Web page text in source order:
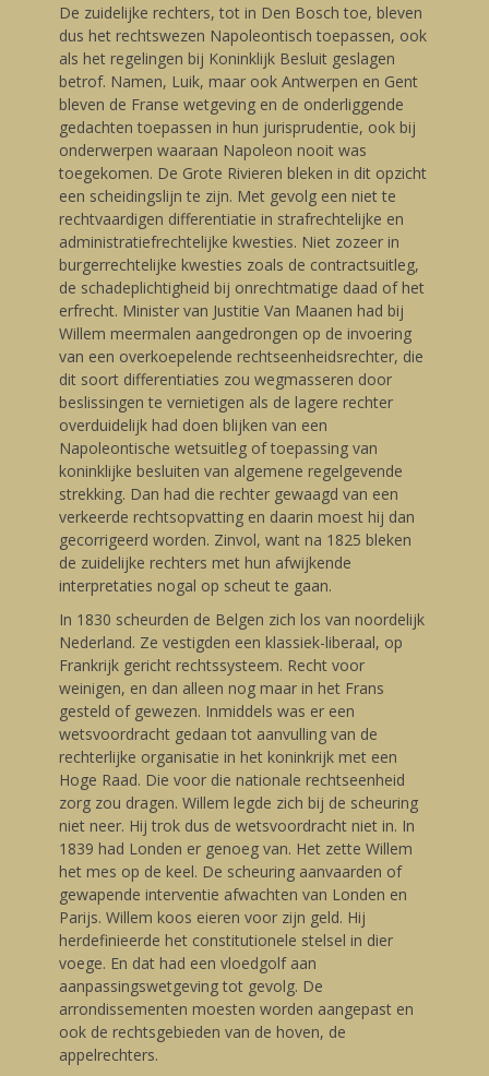
De zuidelijke rechters, tot in Den Bosch toe, bleven
dus het rechtswezen Napoleontisch toepassen, ook
als het regelingen bij Koninklijk Besluit geslagen
betrof. Namen, Luik, maar ook Antwerpen en Gent
bleven de Franse wetgeving en de onderliggende
gedachten toepassen in hun jurisprudentie, ook bij
onderwerpen waaraan Napoleon nooit was
toegekomen. De Grote Rivieren bleken in dit opzicht
een scheidingslijn te zijn. Met gevolg een niet te
rechtvaardigen differentiatie in strafrechtelijke en
administratiefrechtelijke kwesties. Niet zozeer in
burgerrechtelijke kwesties zoals de contractsuitleg,
de schadeplichtigheid bij onrechtmatige daad of het
erfrecht. Minister van Justitie Van Maanen had bij
Willem meermalen aangedrongen op de invoering
van een overkoepelende rechtseenheidsrechter, die
dit soort differentiaties zou wegmasseren door
beslissingen te vernietigen als de lagere rechter
overduidelijk had doen blijken van een
Napoleontische wetsuitleg of toepassing van
koninklijke besluiten van algemene regelgevende
strekking. Dan had die rechter gewaagd van een
verkeerde rechtsopvatting en daarin moest hij dan
gecorrigeerd worden. Zinvol, want na 1825 bleken
de zuidelijke rechters met hun afwijkende
interpretaties nogal op scheut te gaan.
In 1830 scheurden de Belgen zich los van noordelijk
Nederland. Ze vestigden een klassiek-liberaal, op
Frankrijk gericht rechtssysteem. Recht voor
weinigen, en dan alleen nog maar in het Frans
gesteld of gewezen. Inmiddels was er een
wetsvoordracht gedaan tot aanvulling van de
rechterlijke organisatie in het koninkrijk met een
Hoge Raad. Die voor die nationale rechtseenheid
zorg zou dragen. Willem legde zich bij de scheuring
niet neer. Hij trok dus de wetsvoordracht niet in. In
1839 had Londen er genoeg van. Het zette Willem
het mes op de keel. De scheuring aanvaarden of
gewapende interventie afwachten van Londen en
Parijs. Willem koos eieren voor zijn geld. Hij
herdefinieerde het constitutionele stelsel in dier
voege. En dat had een vloedgolf aan
aanpassingswetgeving tot gevolg. De
arrondissementen moesten worden aangepast en
ook de rechtsgebieden van de hoven, de
appelrechters.